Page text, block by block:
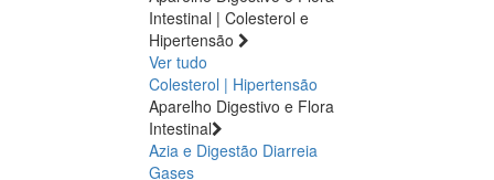
Intestinal | Colesterol e
Hipertensão
Ver tudo
Colesterol | Hipertensão
Aparelho Digestivo e Flora
Intestinal
Azia e Digestão Diarreia
Gases